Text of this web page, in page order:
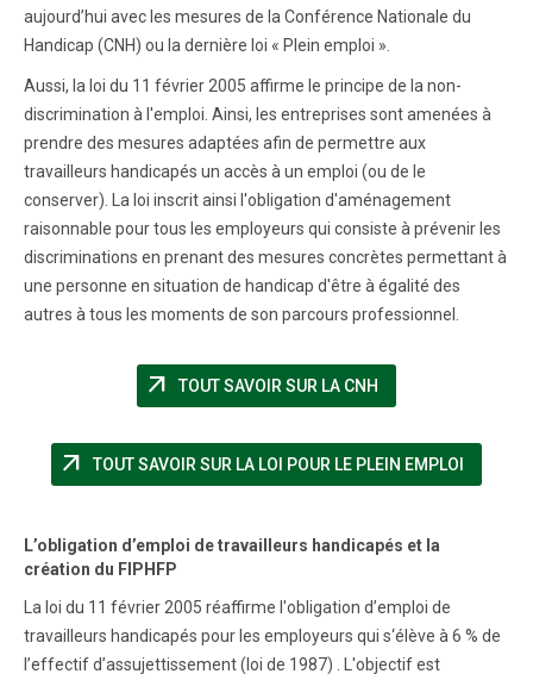
aujourd’hui avec les mesures de la Conférence Nationale du
Handicap (CNH) ou la dernière loi « Plein emploi ».
Aussi, la loi du 11 février 2005 affirme le principe de la non-
discrimination à l'emploi. Ainsi, les entreprises sont amenées à
prendre des mesures adaptées afin de permettre aux
travailleurs handicapés un accès à un emploi (ou de le
conserver). La loi inscrit ainsi l'obligation d'aménagement
raisonnable pour tous les employeurs qui consiste à prévenir les
discriminations en prenant des mesures concrètes permettant à
une personne en situation de handicap d'être à égalité des
autres à tous les moments de son parcours professionnel.
arrow_outward TOUT SAVOIR SUR LA CNH(NOUVELLE
arrow_outward TOUT SAVOIR SUR LA LOI POUR LE PLEIN EMPLOI
L’obligation d’emploi de travailleurs handicapés et la
création du FIPHFP
La loi du 11 février 2005 réaffirme l'obligation d’emploi de
travailleurs handicapés pour les employeurs qui s‘élève à 6 % de
l’effectif d’assujettissement (loi de 1987) . L'objectif est